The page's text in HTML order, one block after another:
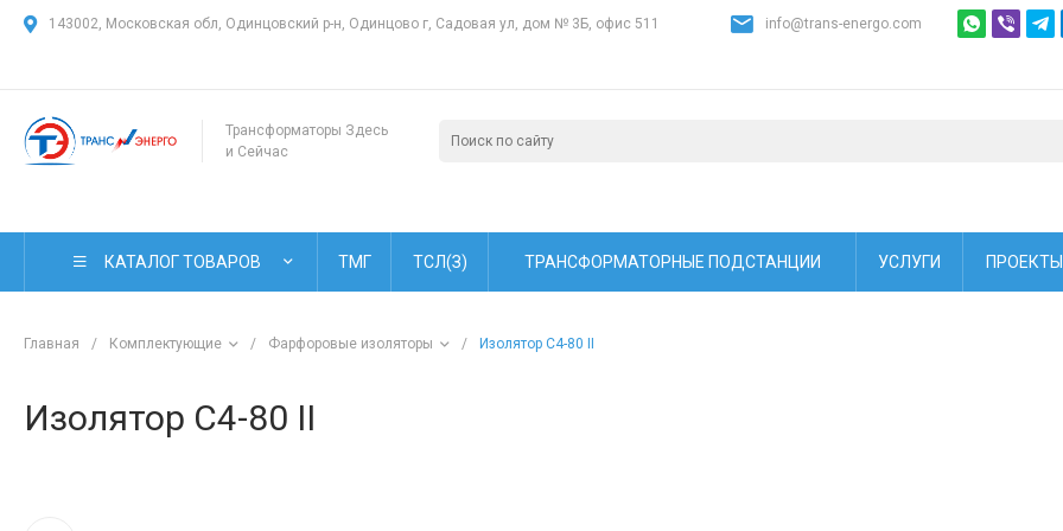
143002, Московская обл, Одинцовский р-н, Одинцово г, Садовая ул, дом № 3Б, офис 511 info@trans-energo.com
Трансформаторы Здесь
и Сейчас
КАТАЛОГ ТОВАРОВ ТМГ ТСЛ(З) ТРАНСФОРМАТОРНЫЕ ПОДСТАНЦИИ УСЛУГИ ПРОЕКТЫ
Главная / Комплектующие / Фарфоровые изоляторы / Изолятор С4-80 II
Изолятор С4-80 II